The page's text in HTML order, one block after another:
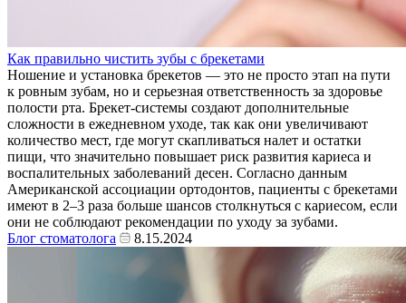
Как правильно чистить зубы с брекетами
Ношение и установка брекетов — это не просто этап на пути
к ровным зубам, но и серьезная ответственность за здоровье
полости рта. Брекет-системы создают дополнительные
сложности в ежедневном уходе, так как они увеличивают
количество мест, где могут скапливаться налет и остатки
пищи, что значительно повышает риск развития кариеса и
воспалительных заболеваний десен. Согласно данным
Американской ассоциации ортодонтов, пациенты с брекетами
имеют в 2–3 раза больше шансов столкнуться с кариесом, если
они не соблюдают рекомендации по уходу за зубами.
Блог стоматолога
8.15.2024